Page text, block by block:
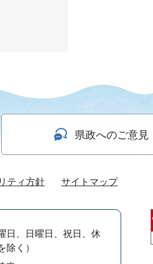
県政へのご意見
ティ方針 サイトマップ
日、日曜日、祝日、休
除く）